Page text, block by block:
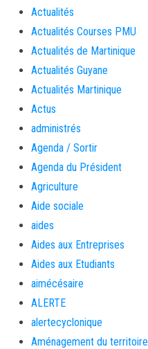
Actualités
Actualités Courses PMU
Actualités de Martinique
Actualités Guyane
Actualités Martinique
Actus
administrés
Agenda / Sortir
Agenda du Président
Agriculture
Aide sociale
aides
Aides aux Entreprises
Aides aux Etudiants
aimécésaire
ALERTE
alertecyclonique
Aménagement du territoire